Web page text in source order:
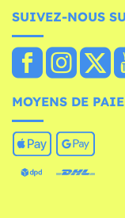
SUIVEZ-NOUS
MOYENS DE